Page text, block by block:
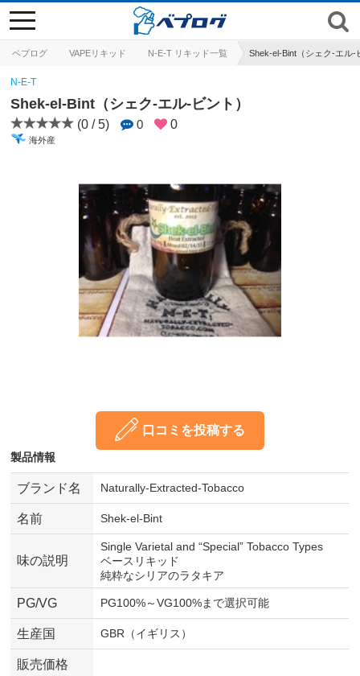
ベプログ VAPEリキッド N-E-T リキッド一覧 Shek-el-Bint（シェク-エル-
toggle
navigation
N-E-T
Shek-el-Bint（シェク-エル-ビント）
(0 / 5) 0 0
海外産
口コミを投稿する
製品情報
ブランド名 Naturally-Extracted-Tobacco
名前 Shek-el-Bint
味の説明
Single Varietal and “Special” Tobacco Types
ベースリキッド
純粋なシリアのラタキア
PG/VG PG100%～VG100%まで選択可能
生産国 GBR（イギリス）
販売価格